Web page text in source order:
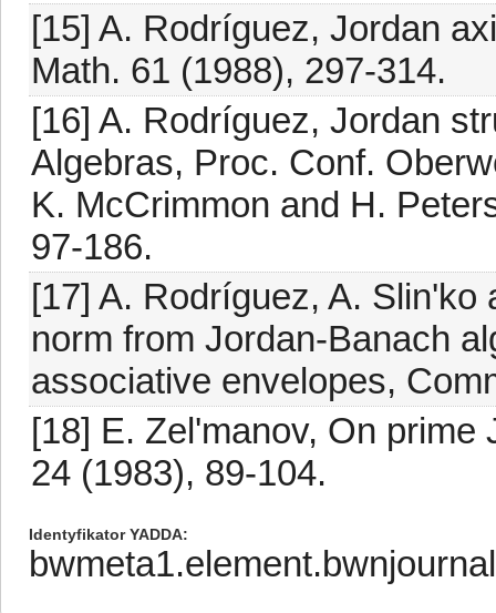
[15] A. Rodríguez, Jordan
Math. 61 (1988), 297-314.
[16] A. Rodríguez, Jordan
Algebras, Proc. Conf.
K. McCrimmon and H.
97-186.
[17] A. Rodríguez, A.
norm from Jordan-Banach
associative envelopes,
[18] E. Zel'manov, On
24 (1983), 89-104.
Identyfikator YADDA